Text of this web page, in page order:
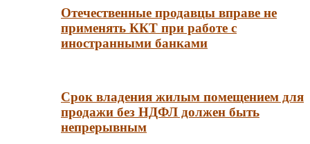
Отечественные продавцы вправе не
применять ККТ при работе с
иностранными банками
Срок владения жилым помещением для
продажи без НДФЛ должен быть
непрерывным